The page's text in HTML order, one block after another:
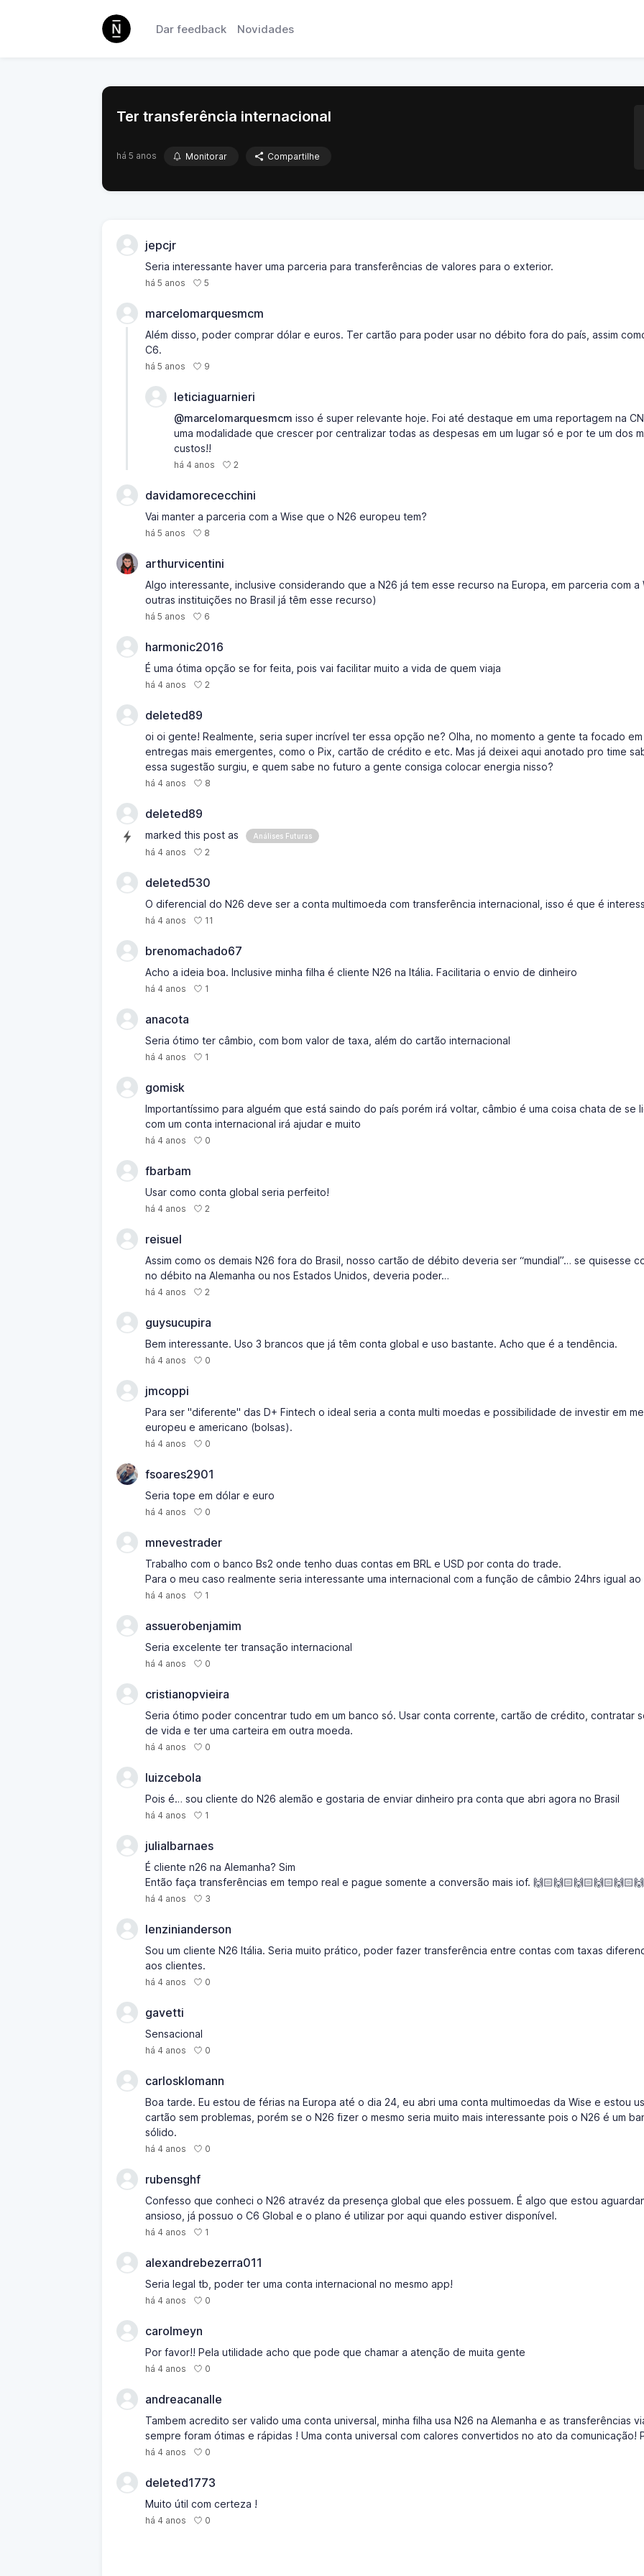
Dar feedback Novidades
Ter transferência internacional
há 5 anos Monitorar Compartilhe
jepcjr
Seria interessante haver uma parceria para transferências de valores para o exterior.
há 5 anos 5
marcelomarquesmcm
Além disso, poder comprar dólar e euros. Ter cartão para poder usar no débito fora do país, assim
C6.
há 5 anos 9
leticiaguarnieri
@marcelomarquesmcm isso é super relevante hoje. Foi até destaque em uma reportagem na
uma modalidade que crescer por centralizar todas as despesas em um lugar só e por te um dos
custos!!
há 4 anos 2
davidamorececchini
Vai manter a parceria com a Wise que o N26 europeu tem?
há 5 anos 8
arthurvicentini
Algo interessante, inclusive considerando que a N26 já tem esse recurso na Europa, em parceria com a
outras instituições no Brasil já têm esse recurso)
há 5 anos 6
harmonic2016
É uma ótima opção se for feita, pois vai facilitar muito a vida de quem viaja
há 4 anos 2
deleted89
oi oi gente! Realmente, seria super incrível ter essa opção ne? Olha, no momento a gente ta focado
entregas mais emergentes, como o Pix, cartão de crédito e etc. Mas já deixei aqui anotado pro time
essa sugestão surgiu, e quem sabe no futuro a gente consiga colocar energia nisso?
há 4 anos 8
deleted89
marked this post as Análises Futuras
há 4 anos 2
deleted530
O diferencial do N26 deve ser a conta multimoeda com transferência internacional, isso é que é
há 4 anos 11
brenomachado67
Acho a ideia boa. Inclusive minha filha é cliente N26 na Itália. Facilitaria o envio de dinheiro
há 4 anos 1
anacota
Seria ótimo ter câmbio, com bom valor de taxa, além do cartão internacional
há 4 anos 1
gomisk
Importantíssimo para alguém que está saindo do país porém irá voltar, câmbio é uma coisa chata de se
com um conta internacional irá ajudar e muito
há 4 anos 0
fbarbam
Usar como conta global seria perfeito!
há 4 anos 2
reisuel
Assim como os demais N26 fora do Brasil, nosso cartão de débito deveria ser “mundial”… se quisesse
no débito na Alemanha ou nos Estados Unidos, deveria poder…
há 4 anos 2
guysucupira
Bem interessante. Uso 3 brancos que já têm conta global e uso bastante. Acho que é a tendência.
há 4 anos 0
jmcoppi
Para ser "diferente" das D+ Fintech o ideal seria a conta multi moedas e possibilidade de investir em
europeu e americano (bolsas).
há 4 anos 0
fsoares2901
Seria tope em dólar e euro
há 4 anos 0
mnevestrader
Trabalho com o banco Bs2 onde tenho duas contas em BRL e USD por conta do trade.
Para o meu caso realmente seria interessante uma internacional com a função de câmbio 24hrs igual ao
há 4 anos 1
assuerobenjamim
Seria excelente ter transação internacional
há 4 anos 0
cristianopvieira
Seria ótimo poder concentrar tudo em um banco só. Usar conta corrente, cartão de crédito, contratar
de vida e ter uma carteira em outra moeda.
há 4 anos 0
luizcebola
Pois é… sou cliente do N26 alemão e gostaria de enviar dinheiro pra conta que abri agora no Brasil
há 4 anos 1
julialbarnaes
É cliente n26 na Alemanha? Sim
Então faça transferências em tempo real e pague somente a conversão mais iof.
há 4 anos 3
lenzinianderson
Sou um cliente N26 Itália. Seria muito prático, poder fazer transferência entre contas com taxas
aos clientes.
há 4 anos 0
gavetti
Sensacional
há 4 anos 0
carlosklomann
Boa tarde. Eu estou de férias na Europa até o dia 24, eu abri uma conta multimoedas da Wise e estou
cartão sem problemas, porém se o N26 fizer o mesmo seria muito mais interessante pois o N26 é um
sólido.
há 4 anos 0
rubensghf
Confesso que conheci o N26 atravéz da presença global que eles possuem. É algo que estou
ansioso, já possuo o C6 Global e o plano é utilizar por aqui quando estiver disponível.
há 4 anos 1
alexandrebezerra011
Seria legal tb, poder ter uma conta internacional no mesmo app!
há 4 anos 0
carolmeyn
Por favor!! Pela utilidade acho que pode que chamar a atenção de muita gente
há 4 anos 0
andreacanalle
Tambem acredito ser valido uma conta universal, minha filha usa N26 na Alemanha e as transferências
sempre foram ótimas e rápidas ! Uma conta universal com calores convertidos no ato da comunicação!
há 4 anos 0
deleted1773
Muito útil com certeza !
há 4 anos 0